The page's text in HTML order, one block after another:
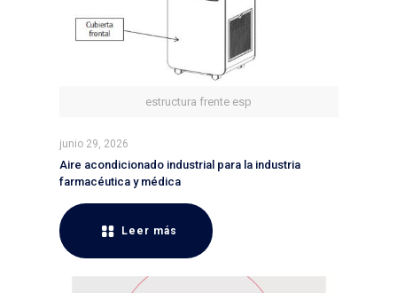
estructura frente esp
junio 29, 2026
Aire acondicionado industrial para la industria
farmacéutica y médica
Leer más